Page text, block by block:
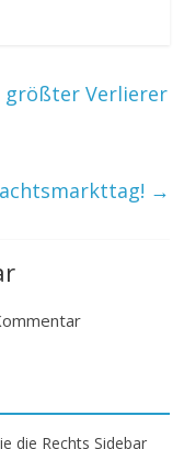
größter Verlierer
→
die Rechts Sidebar